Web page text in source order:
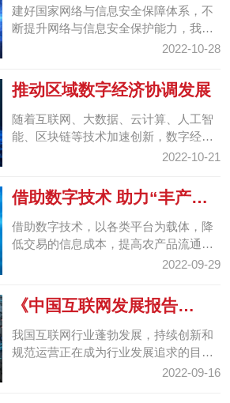
建好国家网络与信息安全保障体系，不
断提升网络与信息安全保护能力，我们
一定能安全地享受数字生活，为维护国
2022-10-28
推动区域数字经济协调发展
随着互联网、大数据、云计算、人工智
能、区块链等技术加速创新，数字经济
正成为改变全球竞争格局的关键力量，
2022-10-21
借助数字技术 助力“丰产增
收”
借助数字技术，以各类平台为载体，降
低交易的信息成本，提高农产品流通效
2022-09-29
《中国互联网发展报告
（2022）》显示：我国互
联...
我国互联网行业蓬勃发展，持续创新和
规范运营正在成为行业发展追求的目
标，中国互联网朝着健康、规范、可持
2022-09-16